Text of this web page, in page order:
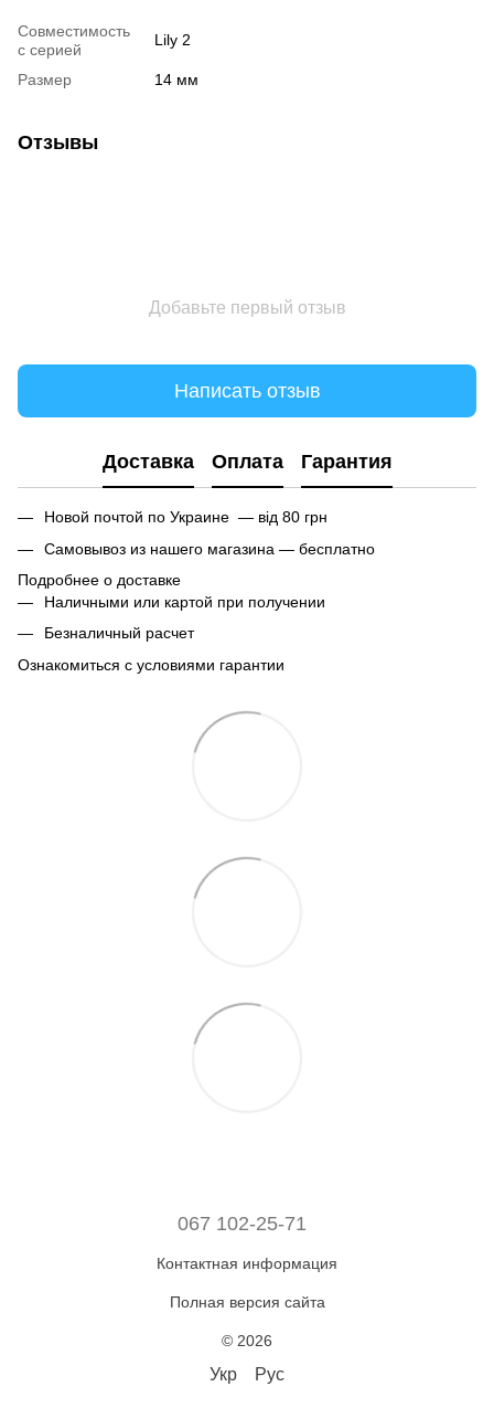
Совместимость
с серией
Lily 2
Размер 14 мм
Отзывы
Добавьте первый отзыв
Написать отзыв
Доставка Оплата Гарантия
Новой почтой по Украине — від 80 грн
Самовывоз из нашего магазина — бесплатно
Подробнее о доставке
Наличными или картой при получении
Безналичный расчет
Ознакомиться с условиями гарантии
067 102-25-71
Контактная информация
Полная версия сайта
© 2026
Укр Рус